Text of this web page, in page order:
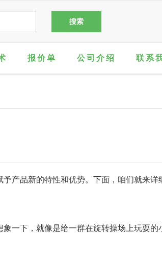
报价单 公司介绍 联系
产品新的特性和优势。下面，咱们就来详
一下，就像是给一群在旋转操场上玩耍的